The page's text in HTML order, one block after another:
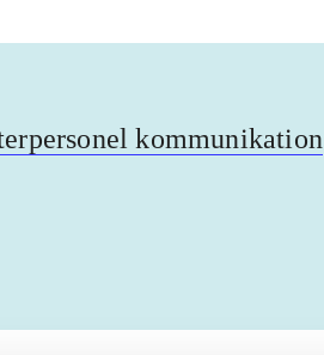
kommunikation